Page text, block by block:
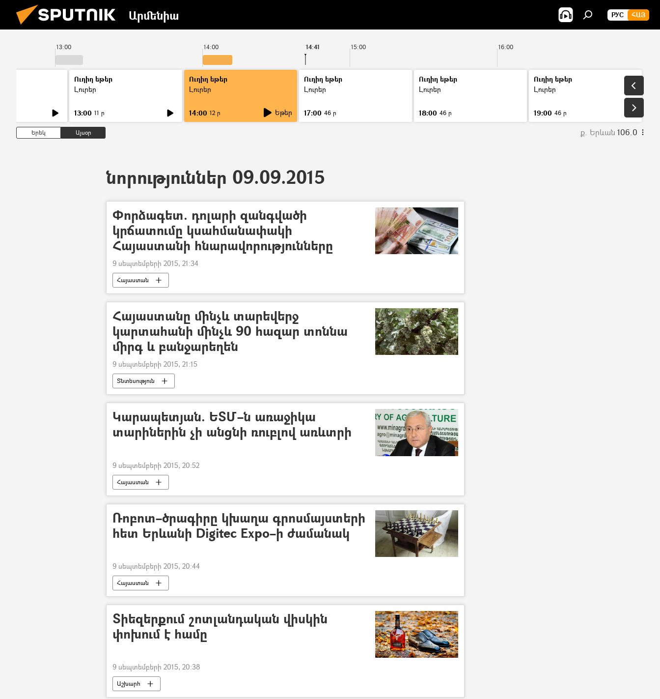
Արմենիա РУС ՀԱՅ
13:00 14:00 15:00 16:00
14:41
Ուղիղ եթեր
Լուրեր
13:00 11 ր
Ուղիղ եթեր
Լուրեր
14:00 12 ր Եթեր
Ուղիղ եթեր
Լուրեր
17:00 46 ր
Ուղիղ եթեր
Լուրեր
18:00 46 ր
Ուղիղ եթեր
Լուրեր
19:00 46 ր
Երեկ Այսօր ք. Երևան 106.0
նորություններ 09.09.2015
Փորձագետ. դոլարի զանգվածի
կրճատումը կսահմանափակի
Հայաստանի հնարավորությունները
9 սեպտեմբերի 2015, 21:34
Հայաստան
Հայաստանը մինչև տարեվերջ
կարտահանի մինչև 90 հազար տոննա
միրգ և բանջարեղեն
9 սեպտեմբերի 2015, 21:15
Տնտեսություն
Կարապետյան. ԵՏՄ–ն առաջիկա
տարիներին չի անցնի ռուբլով առևտրի
9 սեպտեմբերի 2015, 20:52
Հայաստան
Ռոբոտ–ծրագիրը կխաղա գրոսմայստերի
հետ Երևանի Digitec Expo–ի ժամանակ
9 սեպտեմբերի 2015, 20:44
Հայաստան
Տիեզերքում շոտլանդական վիսկին
փոխում է համը
9 սեպտեմբերի 2015, 20:38
Աշխարհ